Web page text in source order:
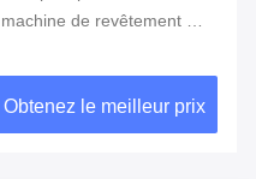
machine de revêtement de
152mm
Obtenez le meilleur prix